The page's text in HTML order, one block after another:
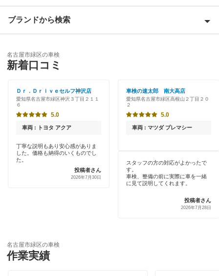
名古屋市昭和区
名古屋市千種区
名古屋市天白区
名古屋市中川区
名古屋市中区
名古屋市中村区
名古屋市西区
名古屋市名東区
Award 受賞店
特典あり
新車初回割りあり
土日祝OK
ハイブリッド車OK
EV車OK
ブランドから検索
「車検の速太郎」
オートバックス
JOYCAL（ジョイカル）
出光リテール車検
伊藤忠エネクス
キグナス車検
名古屋市緑区の車検
新着口コミ
Ｄｒ．Ｄｒｉｖｅセルフ神沢店
愛知県名古屋市緑区神沢３丁目２１１
６
5.0
車両 : トヨタ アクア
丁寧な説明もあり安心感がありま
した。価格も納得のいくものでし
た。
投稿者さん
2026年7月30日
車検の速太郎 南大高店
愛知県名古屋市緑区高根山２丁目２０
２
5.0
車両 : マツダ プレマシー
スタッフの方の対応がよかったで
す。
車検、整備の前に実際に車を一緒
に見て説明してくれます。
投稿者さん
2026年7月28日
名古屋市緑区の車検
作業実績